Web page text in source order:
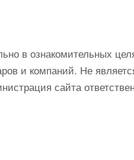
в ознакомительных
и компаний. Не
сайта